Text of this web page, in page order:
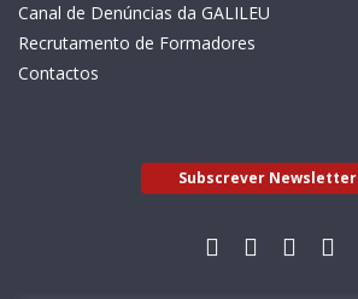
Canal de Denúncias da GALILEU
Recrutamento de Formadores
Contactos
Subscrever Newsletter